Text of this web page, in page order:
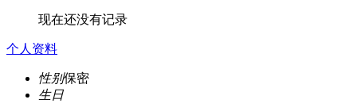
现在还没有记录
个人资料
性别保密
生日